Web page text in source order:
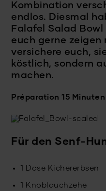
Kombination
endlos. Diesmal
Falafel Salad
euch gerne zeigen
versichere euch,
köstlich, sondern
machen.
Préparation 15 Minuten
Für den Senf-
1 Dose Kichererbsen
1 Knoblauchzehe